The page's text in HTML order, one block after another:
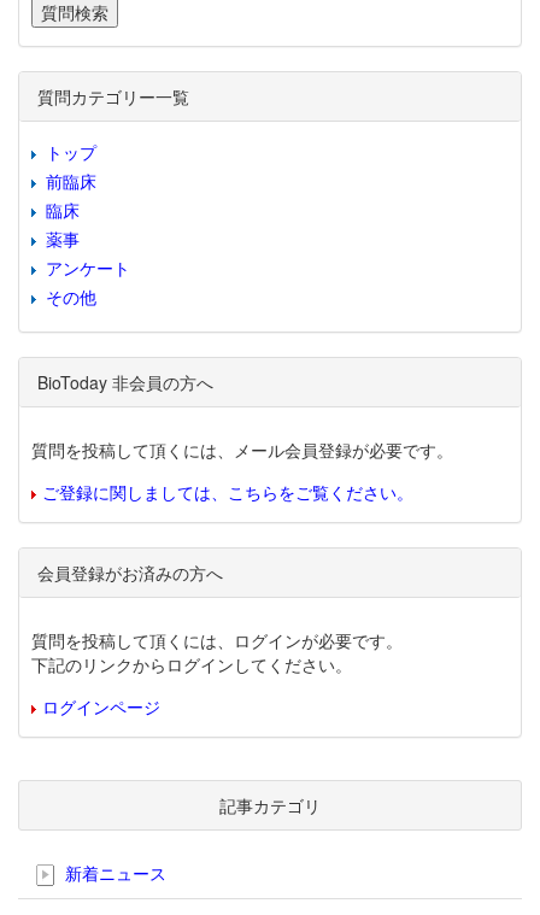
質問カテゴリー一覧
トップ
前臨床
臨床
薬事
アンケート
その他
BioToday 非会員の方へ
質問を投稿して頂くには、メール会員登録が必要です。
ご登録に関しましては、こちらをご覧ください。
会員登録がお済みの方へ
質問を投稿して頂くには、ログインが必要です。
下記のリンクからログインしてください。
ログインページ
記事カテゴリ
新着ニュース